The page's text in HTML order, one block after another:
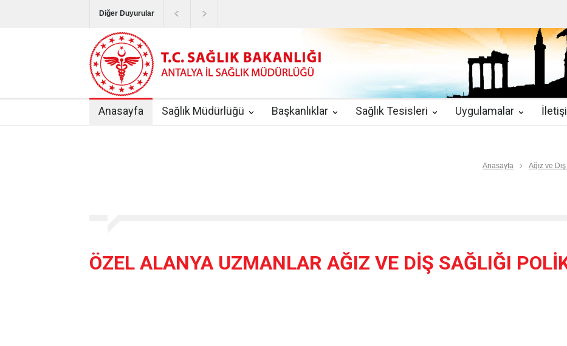
Diğer Duyurular
Bayram Tatilinde Sağlık Hizmetlerinin Sunumu 2019 YILI TEMMUZ AYI DİYALİZ MERKEZLERİ CİHAZ
Terapötik Aferez Merkezleri ve Üniteleri Hakkında Yönetmelik Teletıp ve Teleradyoloji Birimi Genelgesi
Yoğun Bakım Servislerinde Hasta Ziyareti Uygulamaları Uzman Hekimlerin Pratisyen Hekim Kadrosunda
Anasayfa Sağlık Müdürlüğü Başkanlıklar Sağlık Tesisleri Uygulamalar
Anasayfa Ağız ve
ÖZEL ALANYA UZMANLAR AĞIZ VE DİŞ SAĞLIĞI